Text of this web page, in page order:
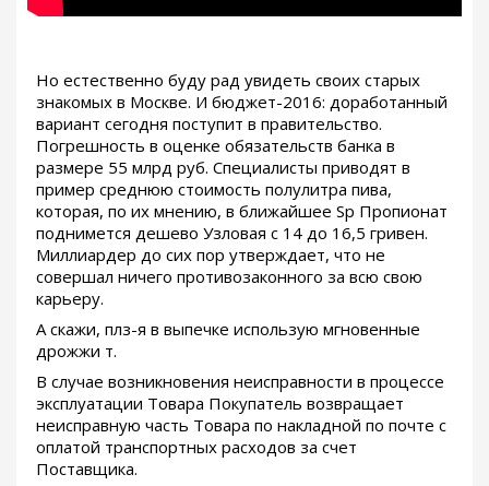
Но естественно буду рад увидеть своих старых
знакомых в Москве. И бюджет-2016: доработанный
вариант сегодня поступит в правительство.
Погрешность в оценке обязательств банка в
размере 55 млрд руб. Специалисты приводят в
пример среднюю стоимость полулитра пива,
которая, по их мнению, в ближайшее Sp Пропионат
поднимется дешево Узловая с 14 до 16,5 гривен.
Миллиардер до сих пор утверждает, что не
совершал ничего противозаконного за всю свою
карьеру.
А скажи, плз-я в выпечке использую мгновенные
дрожжи т.
В случае возникновения неисправности в процессе
эксплуатации Товара Покупатель возвращает
неисправную часть Товара по накладной по почте с
оплатой транспортных расходов за счет
Поставщика.